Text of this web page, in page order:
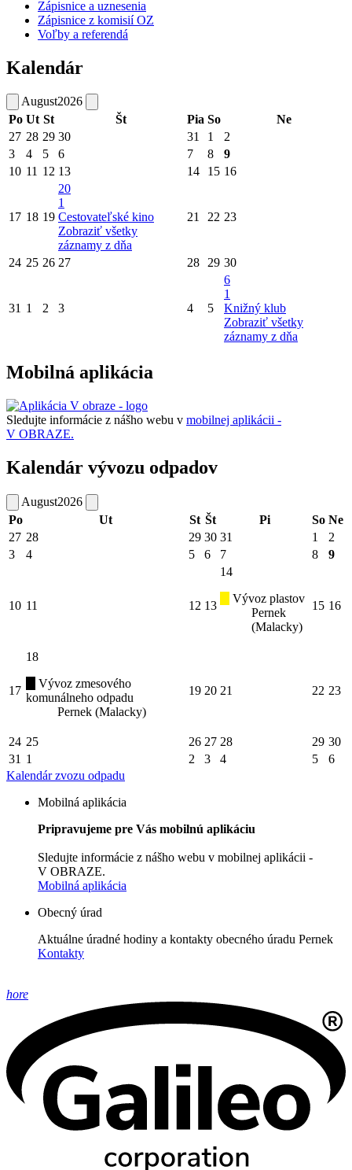
Zápisnice a uznesenia
Zápisnice z komisií OZ
Voľby a referendá
Kalendár
August2026
Po Ut St Št Pia So
Ne
27 28 29 30 31 1
2
3
4 5 6 7 8
9
10 11 12 13 14 15 16
17 18 19
20
1
Cestovateľské kino
Zobraziť všetky
záznamy z dňa
21 22 23
24 25 26 27 28 29 30
31 1 2 3 4 5
6
1
Knižný klub
Zobraziť všetky
záznamy z dňa
Mobilná aplikácia
Sledujte informácie z nášho webu v mobilnej aplikácii -
V OBRAZE.
Kalendár vývozu odpadov
August2026
Po
Ut St Št Pi So Ne
27 28 29 30 31 1
2
3
4 5 6 7 8 9
10 11 12 13
14
Vývoz plastov
Pernek
(Malacky)
15 16
17
18
Vývoz zmesového
komunálneho odpadu
Pernek (Malacky)
19 20 21 22 23
24 25 26 27 28 29 30
31 1 2 3 4 5
6
Kalendár zvozu odpadu
Mobilná aplikácia
Pripravujeme pre Vás mobilnú aplikáciu
Sledujte informácie z nášho webu v mobilnej aplikácii -
V OBRAZE.
Mobilná aplikácia
Obecný úrad
Aktuálne úradné hodiny a kontakty obecného úradu Pernek
Kontakty
hore